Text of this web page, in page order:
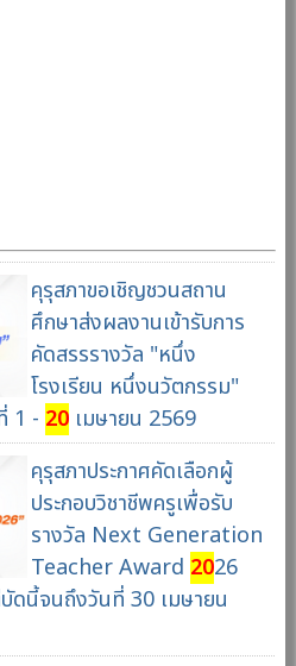
คุรุสภาขอเชิญชวนสถาน
ศึกษาส่งผลงานเข้ารับการ
คัดสรรรางวัล "หนึ่ง
โรงเรียน หนึ่งนวัตกรรม"
1 - 20 เมษายน 2569
คุรุสภาประกาศคัดเลือกผู้
ประกอบวิชาชีพครูเพื่อรับ
รางวัล Next Generation
Teacher Award 2026
ดนี้จนถึงวันที่ 30 เมษายน